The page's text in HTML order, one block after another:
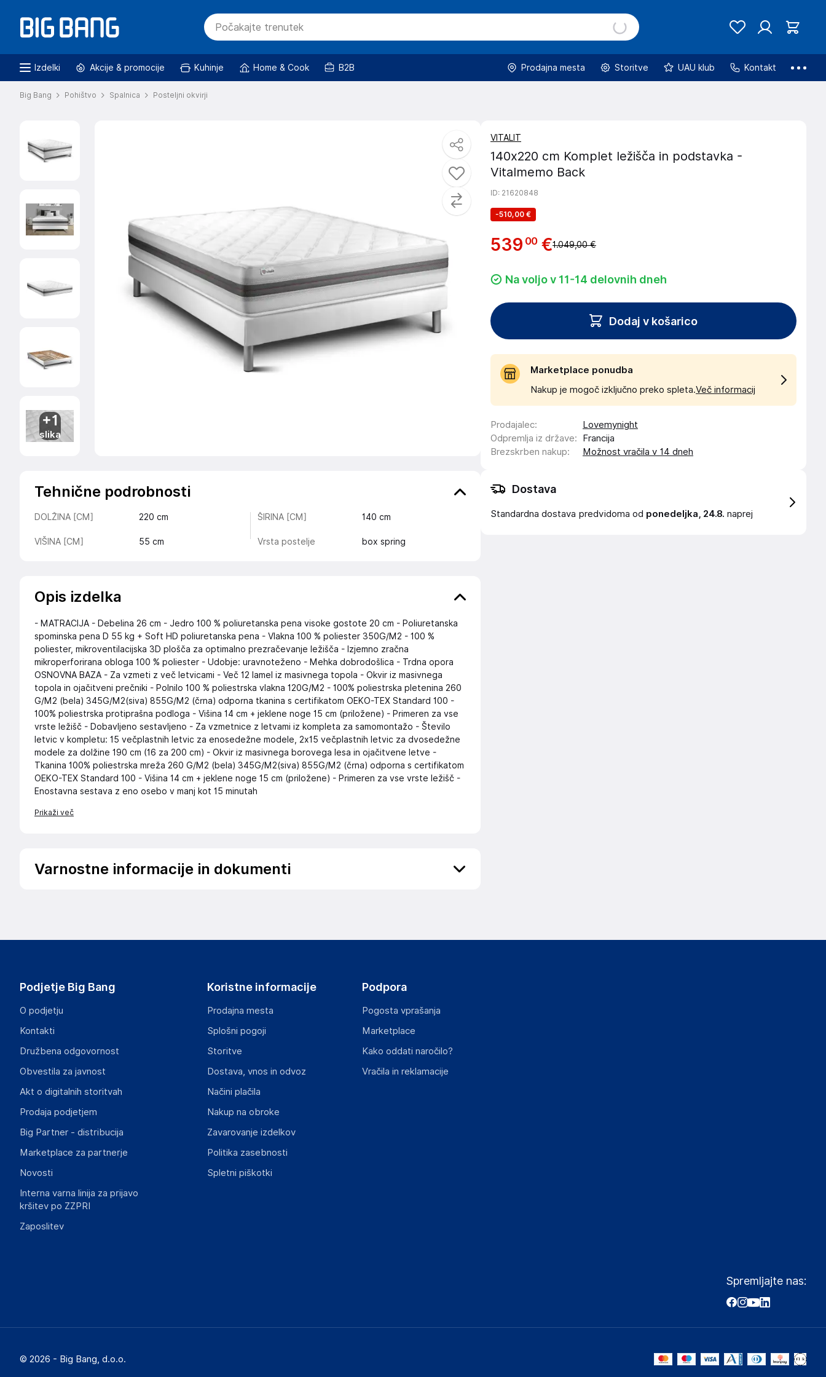
Izdelki Akcije & promocije Kuhinje Home & Cook B2B Prodajna mesta Storitve UAU klub Kontakt
Big Bang Pohištvo Spalnica Posteljni okvirji
+1
slika
Tehnične podrobnosti
DOLŽINA [CM] 220 cm ŠIRINA [CM] 140 cm
VIŠINA [CM] 55 cm Vrsta postelje box spring
Opis izdelka
- MATRACIJA - Debelina 26 cm - Jedro 100 % poliuretanska pena visoke gostote 20 cm - Poliuretanska
spominska pena D 55 kg + Soft HD poliuretanska pena - Vlakna 100 % poliester 350G/M2 - 100 %
poliester, mikroventilacijska 3D plošča za optimalno prezračevanje ležišča - Izjemno zračna
mikroperforirana obloga 100 % poliester - Udobje: uravnoteženo - Mehka dobrodošlica - Trdna opora
OSNOVNA BAZA - Za vzmeti z več letvicami - Več 12 lamel iz masivnega topola - Okvir iz masivnega
topola in ojačitveni prečniki - Polnilo 100 % poliestrska vlakna 120G/M2 - 100% poliestrska pletenina 260
G/M2 (bela) 345G/M2(siva) 855G/M2 (črna) odporna tkanina s certifikatom OEKO-TEX Standard 100 -
100% poliestrska protiprašna podloga - Višina 14 cm + jeklene noge 15 cm (priložene) - Primeren za vse
vrste ležišč - Dobavljeno sestavljeno - Za vzmetnice z letvami iz kompleta za samomontažo - Število
letvic v kompletu: 15 večplastnih letvic za enosedežne modele, 2x15 večplastnih letvic za dvosedežne
modele za dolžine 190 cm (16 za 200 cm) - Okvir iz masivnega borovega lesa in ojačitvene letve -
Tkanina 100% poliestrska mreža 260 G/M2 (bela) 345G/M2(siva) 855G/M2 (črna) odporna s certifikatom
OEKO-TEX Standard 100 - Višina 14 cm + jeklene noge 15 cm (priložene) - Primeren za vse vrste ležišč -
Enostavna sestava z eno osebo v manj kot 15 minutah
Prikaži več
Varnostne informacije in dokumenti
kristaldoo@siol.net
Gospodarski subjekt s sedežem v EU, ki zagotavlja skladnost izdelka z zahtevanimi predpisi.
Lukezici 45, 5292 Rence
Slovenija
VITALIT
140x220 cm Komplet ležišča in podstavka -
Vitalmemo Back
ID: 21620848
-510,00 €
539 00 €1.049,00 €
Na voljo v 11-14 delovnih dneh
Dodaj v košarico
Marketplace ponudba
Nakup je mogoč izključno preko spleta.Več informacij
Prodajalec:
Lovemynight
Odpremlja iz države:
Francija
Brezskrben nakup: Možnost vračila v 14 dneh
Dostava
Standardna dostava predvidoma od ponedeljka, 24.8. naprej
Podjetje Big Bang
O podjetju
Kontakti
Družbena odgovornost
Obvestila za javnost
Akt o digitalnih storitvah
Prodaja podjetjem
Big Partner - distribucija
Marketplace za partnerje
Novosti
Interna varna linija za prijavo
kršitev po ZZPRI
Zaposlitev
Koristne informacije
Prodajna mesta
Splošni pogoji
Storitve
Dostava, vnos in odvoz
Načini plačila
Nakup na obroke
Zavarovanje izdelkov
Politika zasebnosti
Spletni piškotki
Podpora
Pogosta vprašanja
Marketplace
Kako oddati naročilo?
Vračila in reklamacije
Spremljajte nas:
© 2026 - Big Bang, d.o.o.